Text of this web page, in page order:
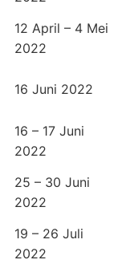
12 April – 4 Mei
2022
16 Juni 2022
16 – 17 Juni
2022
25 – 30 Juni
2022
19 – 26 Juli
2022